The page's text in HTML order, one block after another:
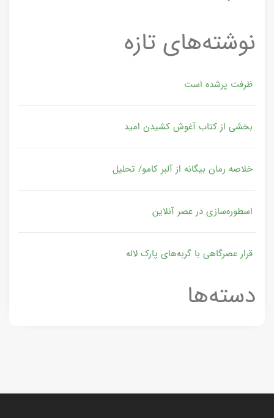
نوشته‌های تازه
ظرفت پرشده‌ است
بخشی از کتاب آغوش کشیدن امید
خلاصه رمان بیگانه از آلبر کامو/ تحلیل
اسطوره‌سازی در عصر آنلاین
قرار عصرگاهی با گربه‌های پارک لاله
دسته‌ها